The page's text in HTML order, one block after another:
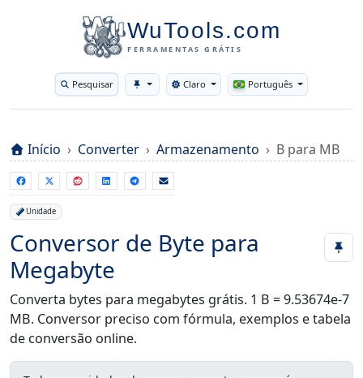
WuTools.com
FERRAMENTAS GRÁTIS
Pesquisar Toggle theme
Claro Português
Início Converter Armazenamento B para MB
Unidade
Conversor de Byte para
Megabyte
Converta bytes para megabytes grátis. 1 B = 9.53674e-7
MB. Conversor preciso com fórmula, exemplos e tabela
de conversão online.